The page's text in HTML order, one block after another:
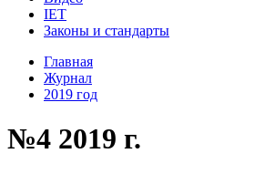
IET
Законы и стандарты
Главная
Журнал
2019 год
№4 2019 г.